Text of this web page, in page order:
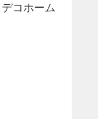
コホーム